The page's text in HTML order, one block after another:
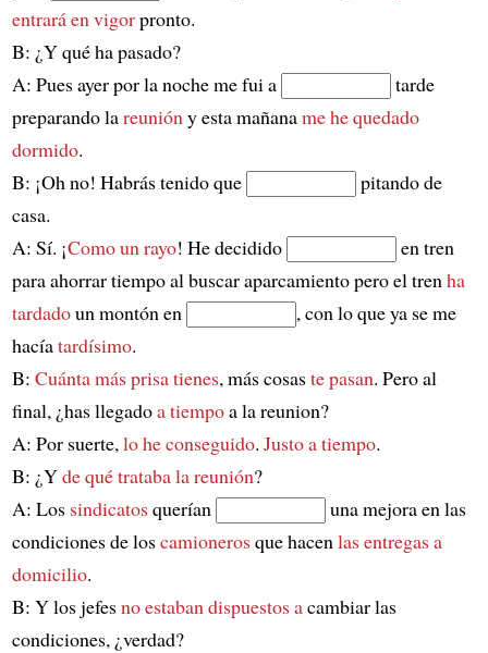
entrará en vigorpronto.
B: ¿Y qué ha pasado?
A: Pues ayer por la noche me fui a
tarde
preparando lareunión y esta mañaname he quedado
dormido.
B: ¡Oh no! Habrás tenido que
pitando de
casa.
A: Sí. ¡Como un rayo! He decidido
en tren
para ahorrar tiempo al buscar aparcamiento pero el tren ha
tardadoun montón en
, con lo que ya se me
hacíatardísimo.
B: Cuánta más prisa tienes, más cosaste pasan. Pero al
final, ¿has llegadoa tiempoa la reunion?
A: Por suerte, lo he conseguido. Justo a tiempo.
B: ¿Yde qué trataba la reunión?
A: Los sindicatosquerían
una mejora en las
condiciones de loscamionerosque hacen las entregas a
domicilio.
B: Y los jefesno estaban dispuestos acambiar las
condiciones, ¿verdad?